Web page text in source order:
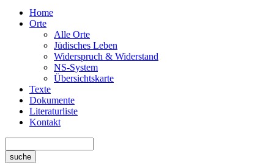
Home
Orte
Alle Orte
Jüdisches Leben
Widerspruch & Widerstand
NS-System
Übersichtskarte
Texte
Dokumente
Literaturliste
Kontakt